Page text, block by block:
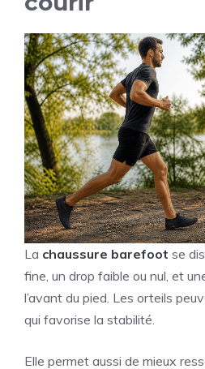
La chaussure barefoot se
fine, un drop faible ou nul, et
l’avant du pied. Les orteils
qui favorise la stabilité.
Elle permet aussi de mieux